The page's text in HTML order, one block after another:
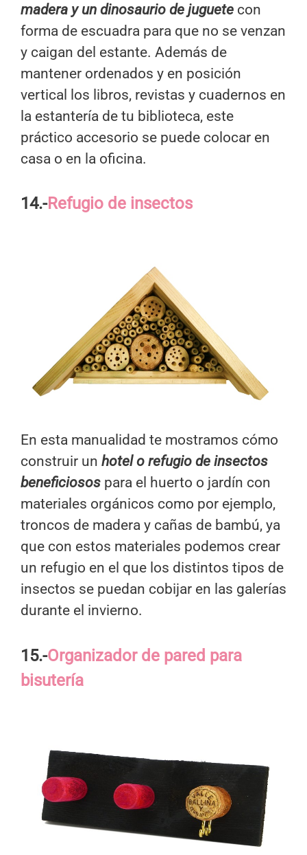
madera y un dinosaurio de juguete con
forma de escuadra para que no se venzan
y caigan del estante. Además de
mantener ordenados y en posición
vertical los libros, revistas y cuadernos en
la estantería de tu biblioteca, este
práctico accesorio se puede colocar en
casa o en la oficina.
14.-Refugio de insectos
En esta manualidad te mostramos cómo
construir un hotel o refugio de insectos
beneficiosos para el huerto o jardín con
materiales orgánicos como por ejemplo,
troncos de madera y cañas de bambú, ya
que con estos materiales podemos crear
un refugio en el que los distintos tipos de
insectos se puedan cobijar en las galerías
durante el invierno.
15.-Organizador de pared para
bisutería